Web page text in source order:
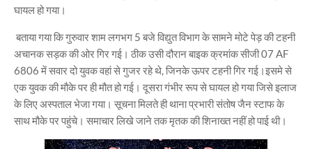
घायल हो गया।
बताया गया कि गुरुवार शाम लगभग 5 बजे विद्युत विभाग के सामने मोटे पेड़ की टहनी
अचानक सड़क की ओर गिर गई। ठीक उसी दौरान बाइक क्रमांक सीजी 07 AF
6806 में सवार दो युवक वहां से गुजर रहे थे, जिनके ऊपर टहनी गिर गई।इसमे से
एक युवक की मौके पर ही मौत हो गई। दूसरा गंभीर रूप से घायल हो गया जिसे इलाज
के लिए अस्पताल भेजा गया। सूचना मिलते ही थाना प्रभारी संतोष जैन स्टाफ के
साथ मौके पर पहुंचे। समाचार लिखे जाने तक मृतक की शिनाख्त नहीं हो पाई थी।